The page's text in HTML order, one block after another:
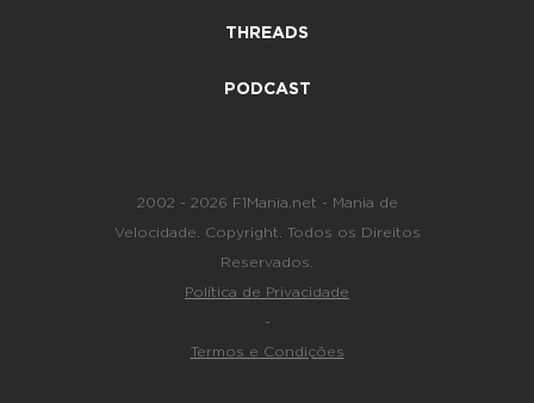
THREADS
PODCAST
2002 - 2026 F1Mania.net - Mania de
Velocidade. Copyright. Todos os Direitos
Reservados.
Política de Privacidade
-
Termos e Condições